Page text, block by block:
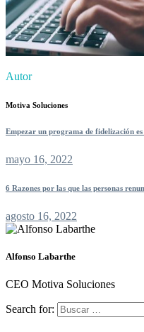
Autor
Motiva Soluciones
Empezar un programa de fidelización
mayo 16, 2022
6 Razones por las que las personas
agosto 16, 2022
Alfonso Labarthe
CEO Motiva Soluciones
Search for: